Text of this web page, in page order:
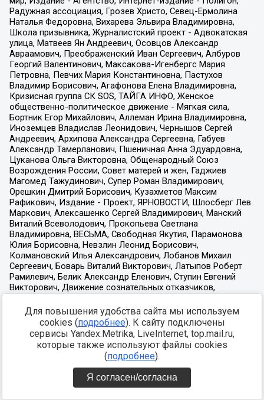
Для повышения удобства сайта мы используем
cookies (подробнее). К сайту подключены
сервисы Yandex.Metrika, LiveInternet, top.mail.ru,
которые также используют файлы cookies
(подробнее).
Я согласен/согласна